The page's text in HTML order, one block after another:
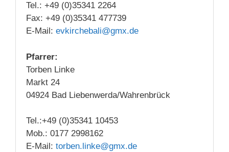
Tel.: +49 (0)35341 2264
Fax: +49 (0)35341 477739
E-Mail: evkirchebali@gmx.de
Pfarrer:
Torben Linke
Markt 24
04924 Bad Liebenwerda/Wahrenbrück
Tel.:+49 (0)35341 10453
Mob.: 0177 2998162
E-Mail: torben.linke@gmx.de